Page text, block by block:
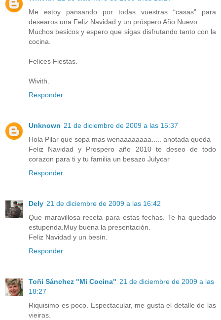
Me estoy pansando por todas vuestras “casas” para
desearos una Feliz Navidad y un próspero Año Nuevo.
Muchos besicos y espero que sigas disfrutando tanto con la
cocina.
Felices Fiestas.
Wivith.
Responder
Unknown 21 de diciembre de 2009 a las 15:37
Hola Pilar que sopa mas wenaaaaaaaa..... anotada queda
Feliz Navidad y Prospero año 2010 te deseo de todo
corazon para ti y tu familia un besazo Julycar
Responder
Dely 21 de diciembre de 2009 a las 16:42
Que maravillosa receta para estas fechas. Te ha quedado
estupenda.Muy buena la presentación.
Feliz Navidad y un besín.
Responder
Toñi Sánchez "Mi Cocina" 21 de diciembre de 2009 a las
18:27
Riquisimo es poco. Espectacular, me gusta el detalle de las
vieiras.